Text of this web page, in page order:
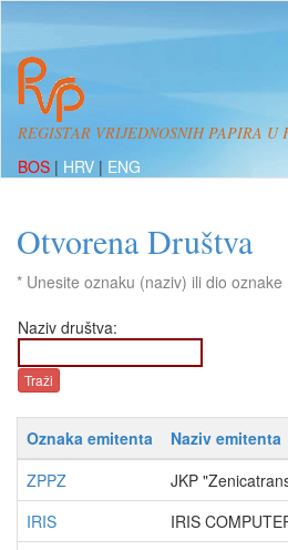
REGISTAR VRIJEDNOSNIH PAPIRA U
BOS | HRV | ENG
Otvorena Društva
* Unesite oznaku (naziv) ili dio
Naziv društva:
Oznaka emitenta
Naziv emitenta
ZPPZ
JKP
IRIS
IRIS